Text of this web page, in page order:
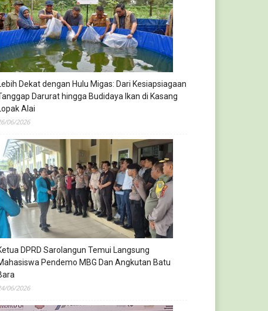
Dekat dengan Hulu Migas: Dari Kesiapsiagaan
Darurat hingga Budidaya Ikan di Kasang
Alai
06/2026
DPRD Sarolangun Temui Langsung
Pendemo MBG Dan Angkutan Batu
06/2026